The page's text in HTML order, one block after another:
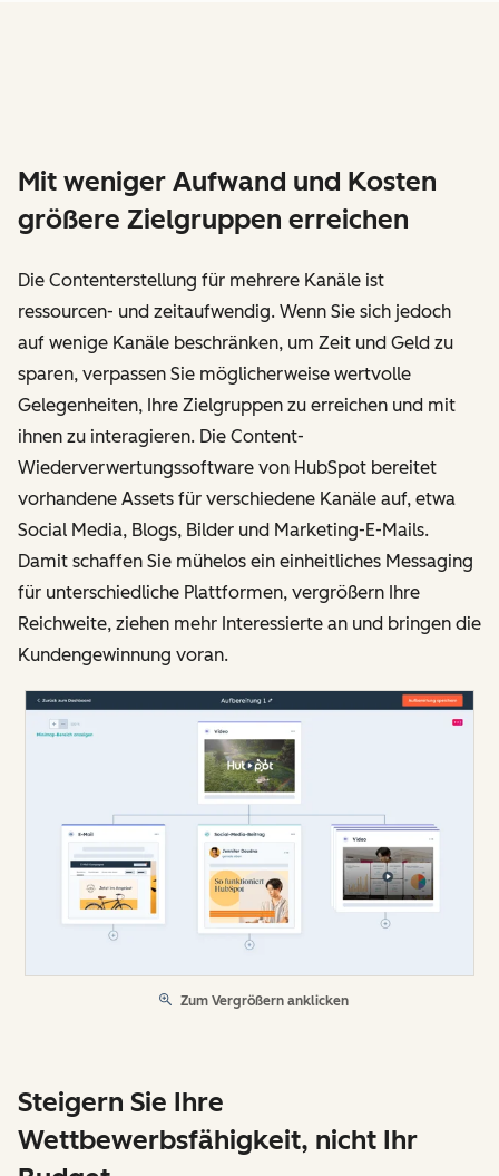
Mit weniger Aufwand und Kosten
größere Zielgruppen erreichen
Die Contenterstellung für mehrere Kanäle ist
ressourcen- und zeitaufwendig. Wenn Sie sich jedoch
auf wenige Kanäle beschränken, um Zeit und Geld zu
sparen, verpassen Sie möglicherweise wertvolle
Gelegenheiten, Ihre Zielgruppen zu erreichen und mit
ihnen zu interagieren. Die Content-
Wiederverwertungssoftware von HubSpot bereitet
vorhandene Assets für verschiedene Kanäle auf, etwa
Social Media, Blogs, Bilder und Marketing-E-Mails.
Damit schaffen Sie mühelos ein einheitliches Messaging
für unterschiedliche Plattformen, vergrößern Ihre
Reichweite, ziehen mehr Interessierte an und bringen die
Kundengewinnung voran.
Zum Vergrößern anklicken
Steigern Sie Ihre
Wettbewerbsfähigkeit, nicht Ihr